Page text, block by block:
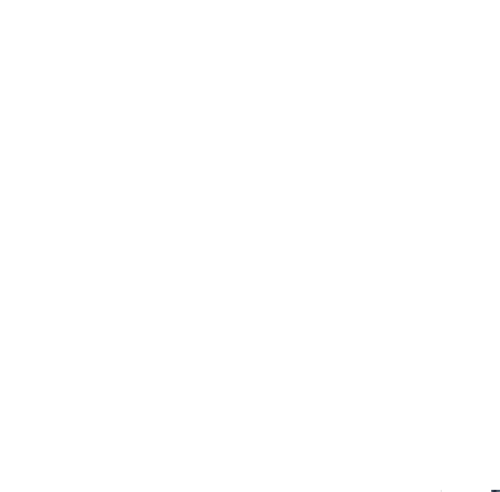
para aplicaciones que exijan una plataforma
potentes, capacidades de vídeo e IA y un amplio
incorpora la unidad de procesamiento gráfico
de vídeo (VPU) para 4K, además de
es capaz de ejecutar cargas de trabajo de IA
procesador para aprendizaje automático (ML, por
para acelerar la inferencia de ML en dispositivos
cuenta con hasta 8GB de LPDDR4 rápida con
así como interfaces opcionales LVDS, MIPI-DSI y
también ofrece interfaces de alta velocidad como PCIe
Ethernet.
productos que nos permite desarrollar nuestra
Denzler, Senior Director, Business Line Management for
“Este módulo SM2S-G3E SMARC, que destaca por su
de sistemas/aplicaciones e ingenieros de diseño en
añadió: “Es imprescindible que los expertos
rapidez como el embebido tengan una sólida presencia
continuamente proporcionando las soluciones más
nos permite conseguir precisamente eso con el